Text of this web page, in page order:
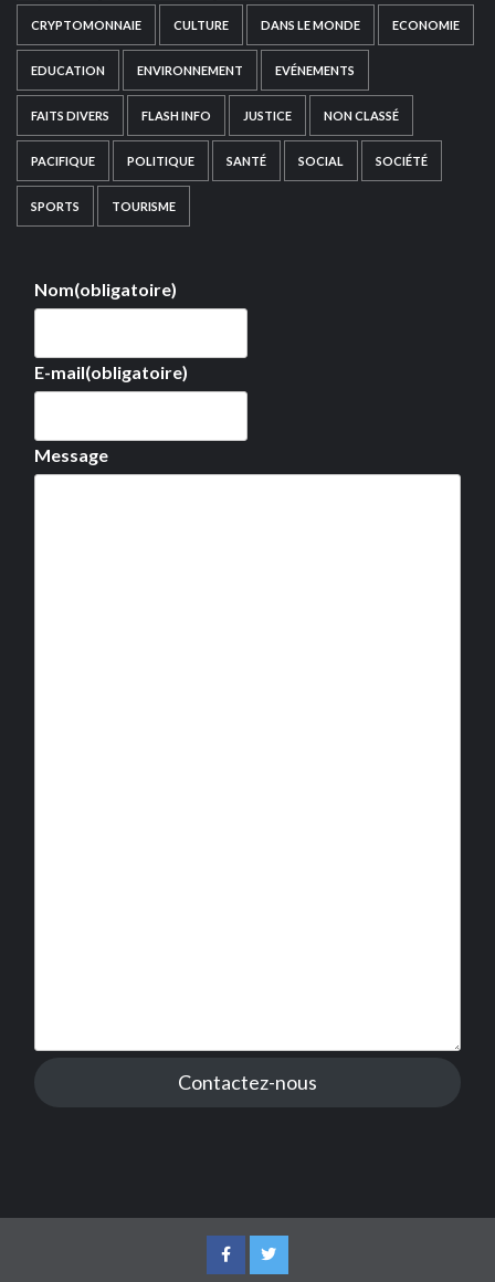
CRYPTOMONNAIE CULTURE DANS LE MONDE ECONOMIE
EDUCATION ENVIRONNEMENT EVÉNEMENTS
FAITS DIVERS FLASH INFO JUSTICE NON CLASSÉ
PACIFIQUE POLITIQUE SANTÉ SOCIAL SOCIÉTÉ
SPORTS TOURISME
Nom(obligatoire)
E-mail(obligatoire)
Message
Contactez-nous
FacebookTwitter